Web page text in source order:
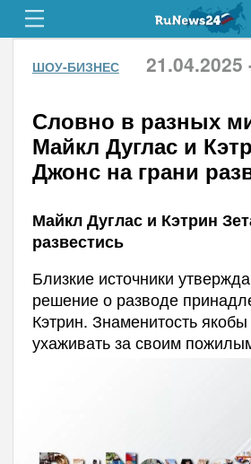
ШОУ-БИЗНЕС 21.04.2025
Словно в разных
Майкл Дуглас и
Джонс на грани
Майкл Дуглас и Кэтрин
развестись
Близкие источники
решение о разводе
Кэтрин. Знаменитость
ухаживать за своим